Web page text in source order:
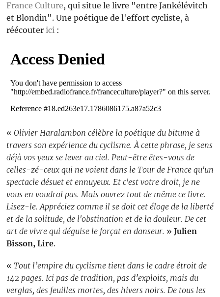
France Culture, qui situe le livre "entre Jankélévitch
et Blondin". Une poétique de l'effort cycliste, à
réécouter ici:
« Olivier Haralambon célèbre la poétique du bitume à
travers son expérience du cyclisme. À cette phrase, je sens
déjà vos yeux se lever au ciel. Peut-être êtes-vous de
celles-zé-ceux qui ne voient dans le Tour de France qu'un
spectacle désuet et ennuyeux. Et c'est votre droit, je ne
vous en voudrai pas. Mais ouvrez tout de même ce livre.
Lisez-le. Appréciez comme il se doit cet éloge de la liberté
et de la solitude, de l'obstination et de la douleur. De cet
art de vivre qui déguise le forçat en danseur. » Julien
Bisson, Lire.
« Tout l’empire du cyclisme tient dans le cadre étroit de
142 pages. Ici pas de tradition, pas d’exploits, mais du
verglas, des feuilles mortes, des hivers noirs. De tous les